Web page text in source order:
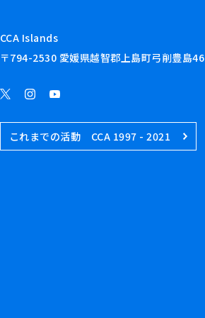
CCA Islands
〒794-2530 愛媛県越智郡上島町弓削豊島46
これまでの活動 CCA 1997 - 2021